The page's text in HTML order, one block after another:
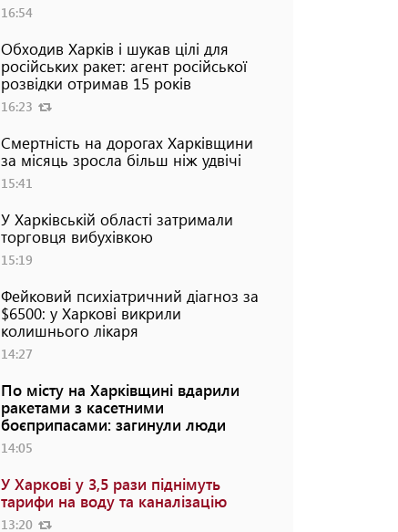
16:54
Обходив Харків і шукав цілі для
російських ракет: агент російської
розвідки отримав 15 років
16:23
Смертність на дорогах Харківщини
за місяць зросла більш ніж удвічі
15:41
У Харківській області затримали
торговця вибухівкою
15:19
Фейковий психіатричний діагноз за
$6500: у Харкові викрили
колишнього лікаря
14:27
По місту на Харківщині вдарили
ракетами з касетними
боєприпасами: загинули люди
14:05
У Харкові у 3,5 рази піднімуть
тарифи на воду та каналізацію
13:20